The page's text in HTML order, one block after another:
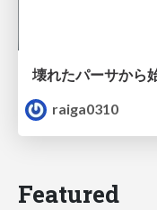
raiga0310
Featured